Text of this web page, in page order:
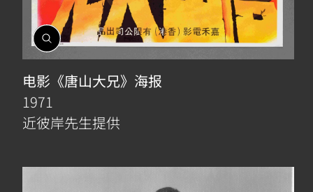
開
啟
簿
电影《唐山大兄》海报
1971
近彼岸先生提供